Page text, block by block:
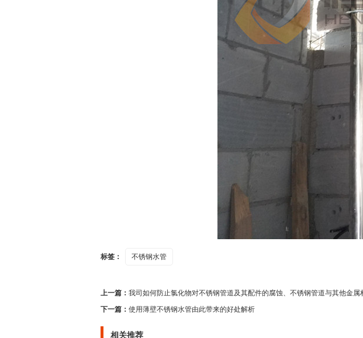
标签： 不锈钢水管
上一篇： 我司如何防止氯化物对不锈钢管道及其配件的腐蚀、不锈钢管道与其他金
下一篇： 使用薄壁不锈钢水管由此带来的好处解析
相关推荐